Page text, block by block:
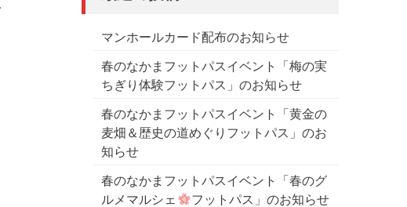
マンホールカード配布のお知らせ
春のなかまフットパスイベント「梅の実
ちぎり体験フットパス」のお知らせ
春のなかまフットパスイベント「黄金の
麦畑＆歴史の道めぐりフットパス」のお
知らせ
春のなかまフットパスイベント「春のグ
ルメマルシェ
フットパス」のお知らせ